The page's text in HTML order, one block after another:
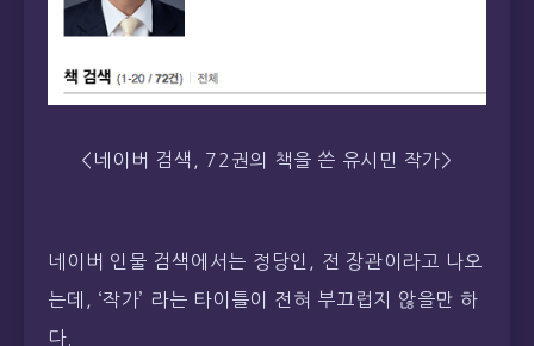
<네이버 검색, 72권의 책을 쓴 유시민 작가>
네이버 인물 검색에서는 정당인, 전 장관이라고 나오
는데, ‘작가’ 라는 타이틀이 전혀 부끄럽지 않을만 하
다.